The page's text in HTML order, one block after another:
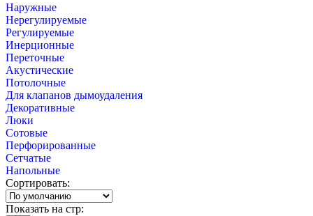
Наружные
Нерегулируемые
Регулируемые
Инерционные
Переточные
Акустические
Потолочные
Для клапанов дымоудаления
Декоративные
Люки
Сотовые
Перфорированные
Сетчатые
Напольные
Сортировать:
Показать на стр: